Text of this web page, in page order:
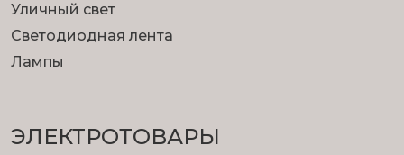
Уличный свет
Светодиодная лента
Лампы
ЭЛЕКТРОТОВАРЫ